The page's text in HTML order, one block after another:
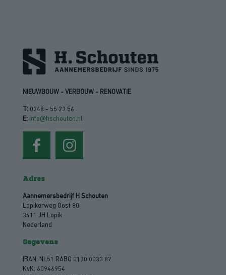
NIEUWBOUW - VERBOUW - RENOVATIE
T: 0348 - 55 23 56
E: info@hschouten.nl
Adres
Aannemersbedrijf H Schouten
Lopikerweg Oost 80
3411 JH Lopik
Nederland
Gegevens
IBAN: NL51 RABO 0130 0033 87
KvK: 60946954